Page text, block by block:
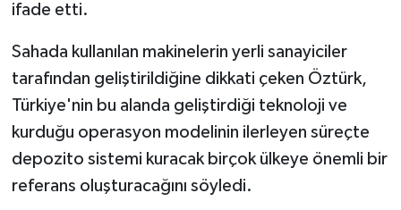
ifade etti.
Sahada kullanılan makinelerin yerli sanayiciler
tarafından geliştirildiğine dikkati çeken Öztürk,
Türkiye'nin bu alanda geliştirdiği teknoloji ve
kurduğu operasyon modelinin ilerleyen süreçte
depozito sistemi kuracak birçok ülkeye önemli bir
referans oluşturacağını söyledi.